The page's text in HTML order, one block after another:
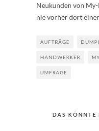
Neukunden von
nie vorher dort
AUFTRÄGE
HANDWERKER
UMFRAGE
DAS KÖNNTE